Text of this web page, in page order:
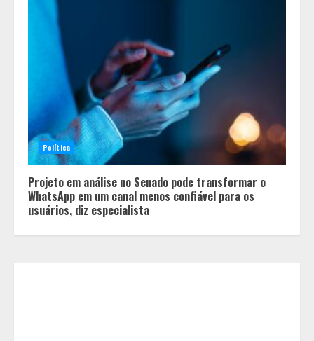
Política
Projeto em análise no Senado pode transformar o
WhatsApp em um canal menos confiável para os
usuários, diz especialista
2
China já é o presente e empresas
brasileiras que ignoram esse
movimento perdem competitividade
Após enchentes e tempestades,
linha emergencial já liberou R$ 89
milhões para reconstrução de
pequenos negócios em Minas